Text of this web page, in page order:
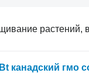
растений,
канадский гмо